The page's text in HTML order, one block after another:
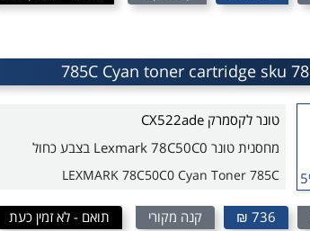
טונר לקסמרק CX522ade
מחסנית טונר Lexmark 78C50C0 בצבע כחול
LEXMARK 78C50C0 Cyan Toner 785C
736 ₪ קנה מקורי תואם - לא זמין כעת